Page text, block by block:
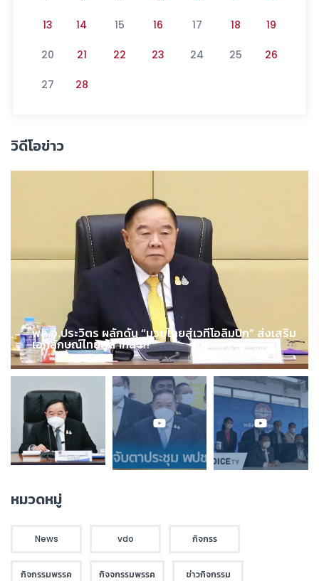
13 14 15 16 17 18 19
20 21 22 23 24 25 26
27 28
วิดีโอข่าว
พล.อ.ประวิตร ผลักดัน “มวยไทยสู่เวทีโอลิมปิก” ส่งเสริม
เอกลักษณ์ไทยสู่สากล !!!
หมวดหมู่
News vdo กิจกรร
กิจกรรมพรรค กิจจกรรมพรรค ข่าวกิจกรรม